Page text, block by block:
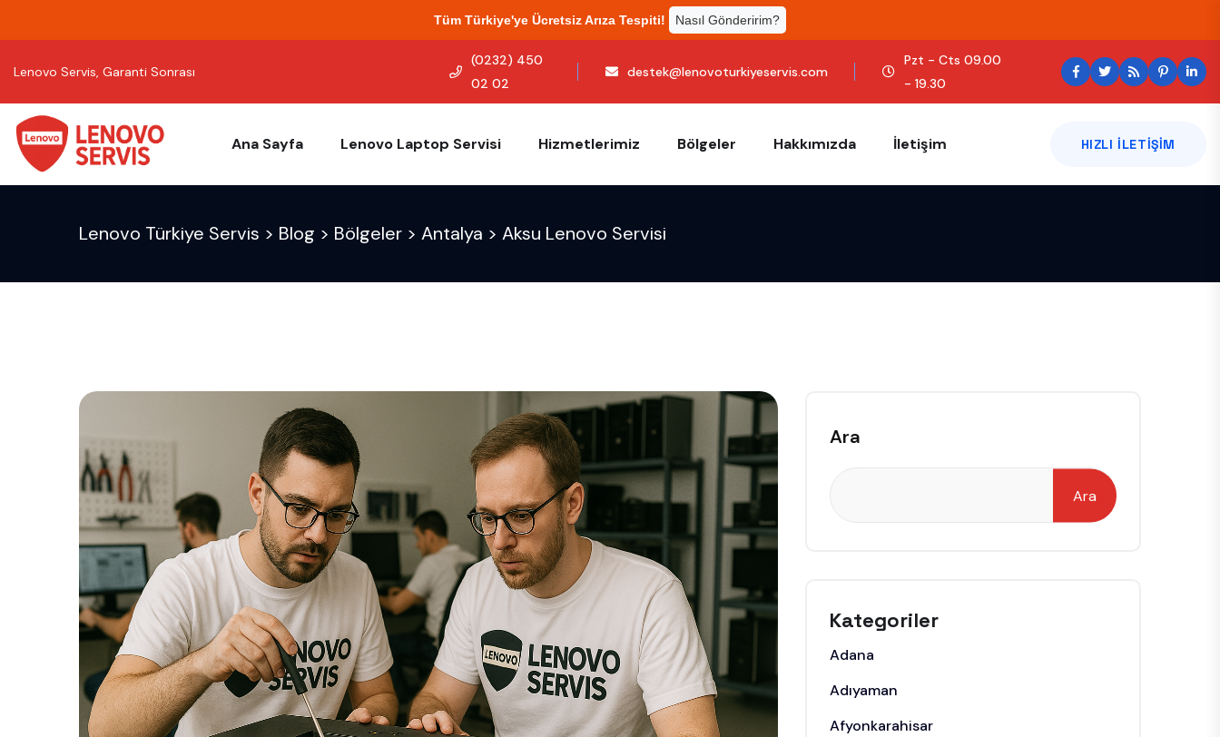
Tüm Türkiye'ye Ücretsiz Arıza Tespiti! Nasıl Gönderirim?
Lenovo Servis, Garanti Sonrası
(0232) 450
02 02
destek@lenovoturkiyeservis.com
Pzt - Cts 09.00
- 19.30
Ana Sayfa Lenovo Laptop Servisi Hizmetlerimiz Bölgeler Hakkımızda İletişim HIZLI ILETIŞIM
Lenovo Türkiye Servis > Blog > Bölgeler > Antalya > Aksu Lenovo Servisi
Ara
Ara
Kategoriler
Adana
Adıyaman
Afyonkarahisar